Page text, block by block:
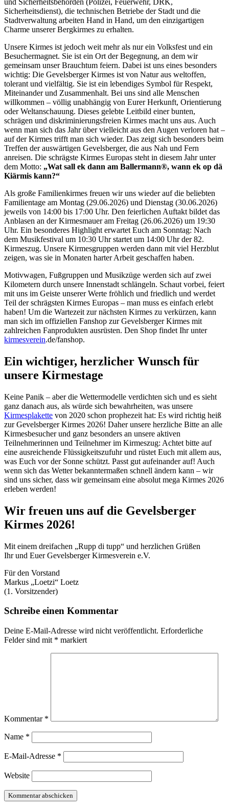
und Sicherheitsbehörden (Polizei, Feuerwehr, DRK,
Sicherheitsdienst), die technischen Betriebe der Stadt und die
Stadtverwaltung arbeiten Hand in Hand, um den einzigartigen
Charme unserer Bergkirmes zu erhalten.
Unsere Kirmes ist jedoch weit mehr als nur ein Volksfest und ein
Besuchermagnet. Sie ist ein Ort der Begegnung, an dem wir
gemeinsam unser Brauchtum feiern. Dabei ist uns eines besonders
wichtig: Die Gevelsberger Kirmes ist von Natur aus weltoffen,
tolerant und vielfältig. Sie ist ein lebendiges Symbol für Respekt,
Miteinander und Zusammenhalt. Bei uns sind alle Menschen
willkommen – völlig unabhängig von Eurer Herkunft, Orientierung
oder Weltanschauung. Dieses gelebte Leitbild einer bunten,
schrägen und diskriminierungsfreien Kirmes macht uns aus. Auch
wenn man sich das Jahr über vielleicht aus den Augen verloren hat –
auf der Kirmes trifft man sich wieder. Das zeigt sich besonders beim
Treffen der auswärtigen Gevelsberger, die aus Nah und Fern
anreisen. Die schrägste Kirmes Europas steht in diesem Jahr unter
dem Motto: „Wat sall ek dann am Ballermann®, wann ek op dä
Kiärmis kann?“
Als große Familienkirmes freuen wir uns wieder auf die beliebten
Familientage am Montag (29.06.2026) und Dienstag (30.06.2026)
jeweils von 14:00 bis 17:00 Uhr. Den feierlichen Auftakt bildet das
Anblasen an der Kirmesmauer am Freitag (26.06.2026) um 19:30
Uhr. Ein besonderes Highlight erwartet Euch am Sonntag: Nach
dem Musikfestival um 10:30 Uhr startet um 14:00 Uhr der 82.
Kirmeszug. Unsere Kirmesgruppen werden dann mit viel Herzblut
zeigen, was sie in Monaten harter Arbeit geschaffen haben.
Motivwagen, Fußgruppen und Musikzüge werden sich auf zwei
Kilometern durch unsere Innenstadt schlängeln. Schaut vorbei, feiert
mit uns im Geiste unserer Werte fröhlich und friedlich und werdet
Teil der schrägsten Kirmes Europas – man muss es einfach erlebt
haben! Um die Wartezeit zur nächsten Kirmes zu verkürzen, kann
man sich im offiziellen Fanshop zur Gevelsberger Kirmes mit
zahlreichen Fanprodukten ausrüsten. Den Shop findet Ihr unter
kirmesverein.de/fanshop.
Ein wichtiger, herzlicher Wunsch für
unsere Kirmestage
Keine Panik – aber die Wettermodelle verdichten sich und es sieht
ganz danach aus, als würde sich bewahrheiten, was unsere
Kirmesplakette von 2020 schon prophezeit hat: Es wird richtig heiß
zur Gevelsberger Kirmes 2026! Daher unsere herzliche Bitte an alle
Kirmesbesucher und ganz besonders an unsere aktiven
Teilnehmerinnen und Teilnehmer im Kirmeszug: Achtet bitte auf
eine ausreichende Flüssigkeitszufuhr und rüstet Euch mit allem aus,
was Euch vor der Sonne schützt. Passt gut aufeinander auf! Auch
wenn sich das Wetter bekanntermaßen schnell ändern kann – wir
sind uns sicher, dass wir gemeinsam eine absolut mega Kirmes 2026
erleben werden!
Wir freuen uns auf die Gevelsberger
Kirmes 2026!
Mit einem dreifachen „Rupp di tupp“ und herzlichen Grüßen
Ihr und Euer Gevelsberger Kirmesverein e.V.
Für den Vorstand
Markus „Loetzi“ Loetz
(1. Vorsitzender)
Schreibe einen Kommentar
Deine E-Mail-Adresse wird nicht veröffentlicht. Erforderliche
Felder sind mit * markiert
Kommentar *
Name *
E-Mail-Adresse *
Website